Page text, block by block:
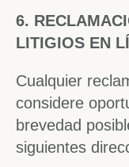
6.
LITIGIOS EN
Cualquier
considere
brevedad
siguientes